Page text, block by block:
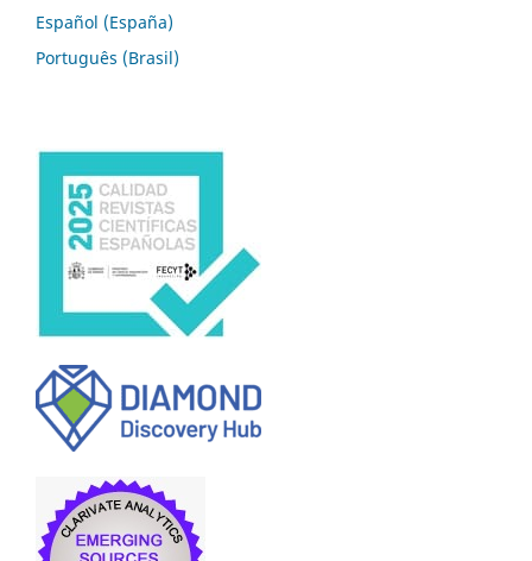
Español (España)
Português (Brasil)